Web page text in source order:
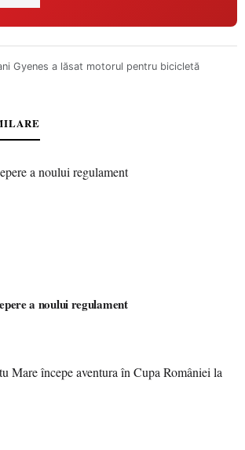
Gyenes a lăsat motorul pentru bicicletă
a noului regulament